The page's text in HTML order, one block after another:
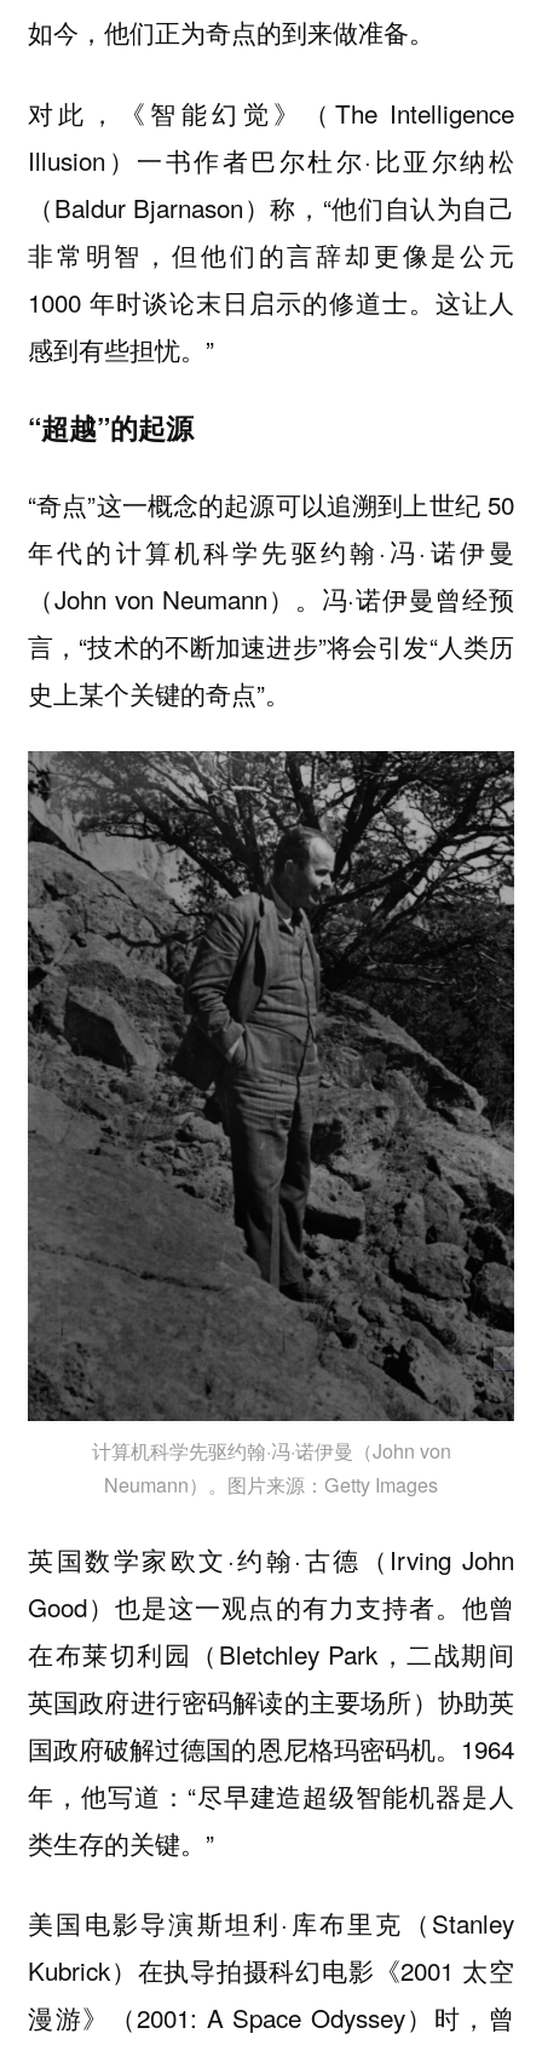
如今，他们正为奇点的到来做准备。
对此，《智能幻觉》（The Intelligence
Illusion）一书作者巴尔杜尔·比亚尔纳松
（Baldur Bjarnason）称，“他们自认为自己
非常明智，但他们的言辞却更像是公元
1000 年时谈论末日启示的修道士。这让人
感到有些担忧。”
“超越”的起源
“奇点”这一概念的起源可以追溯到上世纪 50
年代的计算机科学先驱约翰·冯·诺伊曼
（John von Neumann）。冯·诺伊曼曾经预
言，“技术的不断加速进步”将会引发“人类历
史上某个关键的奇点”。
计算机科学先驱约翰·冯·诺伊曼（John von
Neumann）。图片来源：Getty Images
英国数学家欧文·约翰·古德（Irving John
Good）也是这一观点的有力支持者。他曾
在布莱切利园（Bletchley Park，二战期间
英国政府进行密码解读的主要场所）协助英
国政府破解过德国的恩尼格玛密码机。1964
年，他写道：“尽早建造超级智能机器是人
类生存的关键。”
美国电影导演斯坦利·库布里克（Stanley
Kubrick）在执导拍摄科幻电影《2001 太空
漫游》（2001: A Space Odyssey）时，曾